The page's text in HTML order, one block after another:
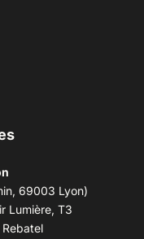
69003 Lyon)
Lumière, T3